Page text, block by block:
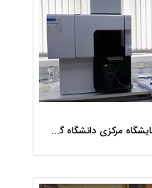
دستگاه پیشرفته ICP OES آزمایشگاه مرکزی دانشگاه گیلان دوباره راه‌اندازی شد